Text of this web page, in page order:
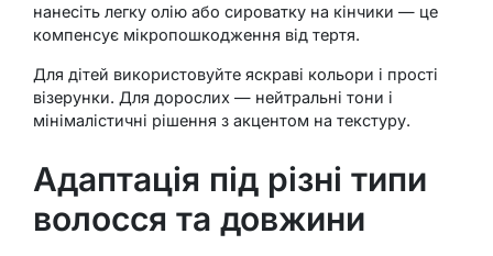
нанесіть легку олію або сироватку на кінчики — це
компенсує мікропошкодження від тертя.
Для дітей використовуйте яскраві кольори і прості
візерунки. Для дорослих — нейтральні тони і
мінімалістичні рішення з акцентом на текстуру.
Адаптація під різні типи
волосся та довжини